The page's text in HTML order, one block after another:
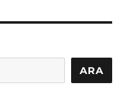
Şeffaflık
güvenlik
ARA